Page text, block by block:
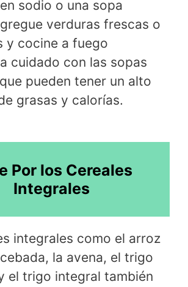
sodio o una sopa
verduras frescas o
y cocine a fuego
cuidado con las sopas
pueden tener un alto
grasas y calorías.
Por los Cereales
Integrales
integrales como el arroz
la avena, el trigo
el trigo integral también